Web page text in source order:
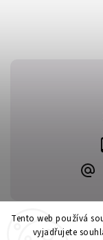
Tento web používá
vyjadřujete
Copyright